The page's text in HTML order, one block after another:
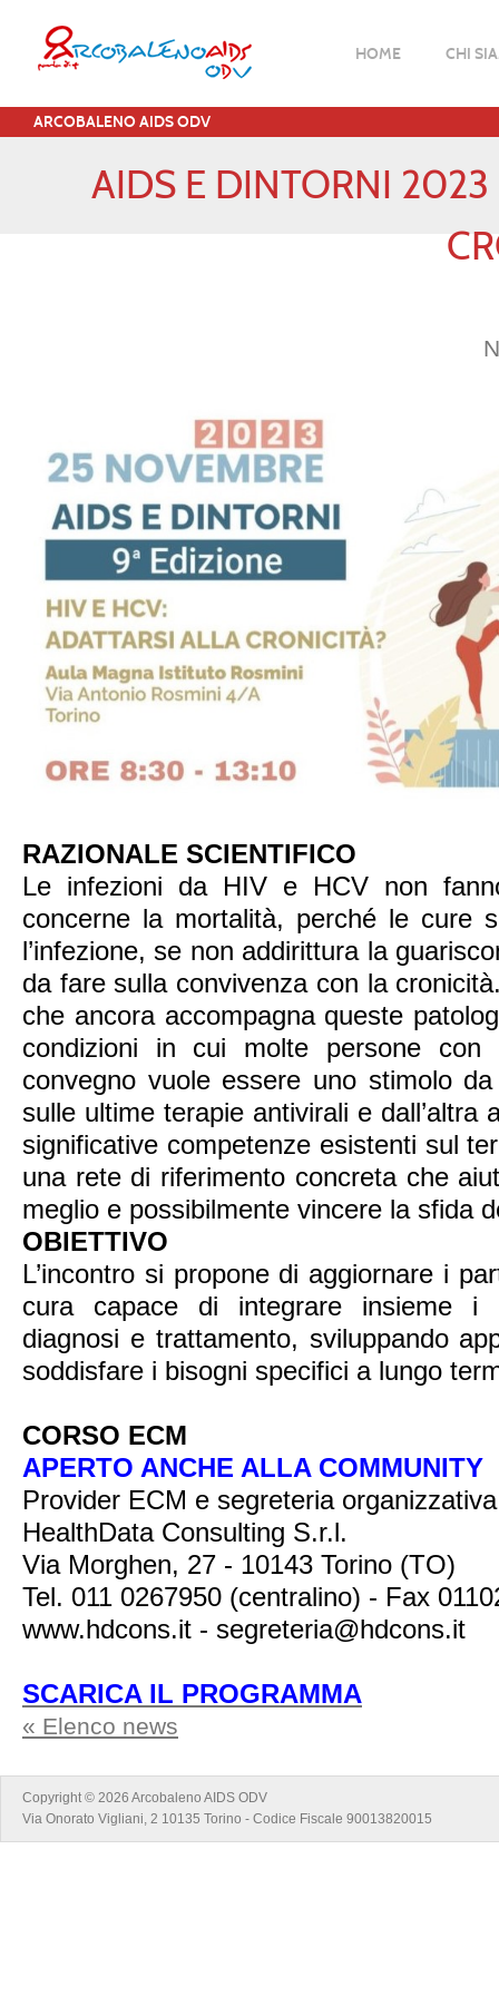
HOME CHI
ARCOBALENO AIDS ODV
AIDS E DINTORNI
RAZIONALE SCIENTIFICO
Le infezioni da HIV e HCV non
concerne la mortalità, perché le cure
l’infezione, se non addirittura la
da fare sulla convivenza con la
che ancora accompagna queste
condizioni in cui molte persone
convegno vuole essere uno stimolo
sulle ultime terapie antivirali e dall’altra
significative competenze esistenti sul
una rete di riferimento concreta che
meglio e possibilmente vincere la sfida
OBIETTIVO
L’incontro si propone di aggiornare i
cura capace di integrare insieme i
diagnosi e trattamento, sviluppando
soddisfare i bisogni specifici a lungo
CORSO ECM
APERTO ANCHE ALLA COMMUNITY
Provider ECM e segreteria organizzativa
HealthData Consulting S.r.l.
Via Morghen, 27 - 10143 Torino (TO)
Tel. 011 0267950 (centralino) - Fax
www.hdcons.it - segreteria@hdcons.it
SCARICA IL PROGRAMMA
« Elenco news
Copyright © 2026 Arcobaleno AIDS ODV
Via Onorato Vigliani, 2 10135 Torino - Codice Fiscale 90013820015